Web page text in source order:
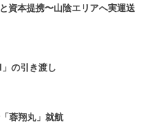
資本提携〜山陰エリアへ実運送
の引き渡し
蓉翔丸」就航